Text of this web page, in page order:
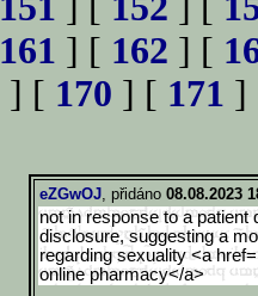
161 ] [ 162 ] [
] [ 170 ] [ 171 ]
eZGwOJ, přidáno 08.08.2023
not in response to a
disclosure, suggesting a
regarding sexuality <a
online pharmacy</a>